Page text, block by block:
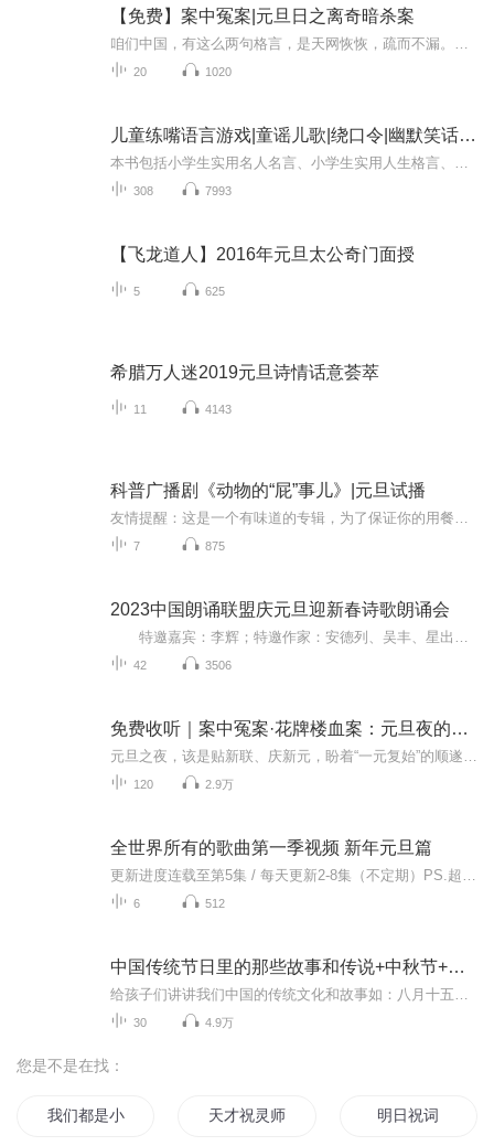
【免费】案中冤案|元旦日之离奇暗杀案
20 1020
儿童练嘴语言游戏|童谣儿歌|绕口令|幽默笑话|贺卡祝词|睡前伴听
308 7993
【飞龙道人】2016年元旦太公奇门面授
5 625
希腊万人迷2019元旦诗情话意荟萃
11 4143
科普广播剧《动物的“屁”事儿》|元旦试播
7 875
2023中国朗诵联盟庆元旦迎新春诗歌朗诵会
42 3506
免费收听｜案中冤案·花牌楼血案：元旦夜的沉冤与昭雪
120 2.9万
全世界所有的歌曲第一季视频 新年元旦篇
6 512
中国传统节日里的那些故事和传说+中秋节+元旦春节等
30 4.9万
您是不是在找：
我们都是小白鼠 天才祝灵师 明日祝词